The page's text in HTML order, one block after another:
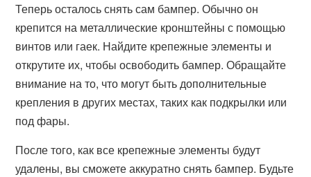
Теперь осталось снять сам бампер. Обычно он
крепится на металлические кронштейны с помощью
винтов или гаек. Найдите крепежные элементы и
открутите их, чтобы освободить бампер. Обращайте
внимание на то, что могут быть дополнительные
крепления в других местах, таких как подкрылки или
под фары.
После того, как все крепежные элементы будут
удалены, вы сможете аккуратно снять бампер. Будьте